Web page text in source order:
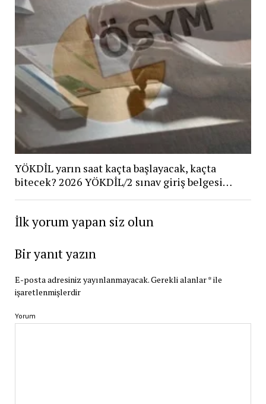
YÖKDİL yarın saat kaçta başlayacak, kaçta
bitecek? 2026 YÖKDİL/2 sınav giriş belgesi…
İlk yorum yapan siz olun
Bir yanıt yazın
E-posta adresiniz yayınlanmayacak.Gerekli alanlar*ile
işaretlenmişlerdir
Yorum